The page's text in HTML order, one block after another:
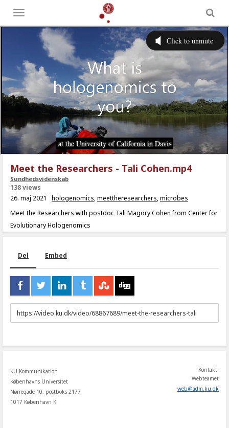
Toggle
menu
Meet the Researchers - Tali Cohen.mp4
Sundhedsvidenskab
138 views
26. maj 2021
hologenomics,meettheresearchers,microbes
Meet the Researchers with postdoc Tali Magory Cohen from Center for
Evolutionary Hologenomics
Del Embed
URL
to
KU Kommunikation
Københavns Universitet
Nørregade 10, postboks 2177
1017 København K
Kontakt:
Webteamet
web@adm.ku.dk